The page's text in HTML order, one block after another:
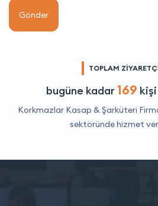
Gönder
TOPLAM
bugüne kadar 169
Korkmazlar Kasap & Şarküteri
sektöründe hizmet